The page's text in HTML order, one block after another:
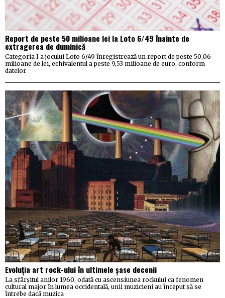
Report de peste 50 milioane lei la Loto 6/49 înainte de
extragerea de duminică
Categoria I a jocului Loto 6/49 înregistrează un report de peste 50,06
milioane de lei, echivalentul a peste 9,53 milioane de euro, conform
datelor
Evoluția art rock-ului în ultimele șase decenii
La sfârșitul anilor 1960, odată cu ascensiunea rockului ca fenomen
cultural major în lumea occidentală, unii muzicieni au început să se
întrebe dacă muzica